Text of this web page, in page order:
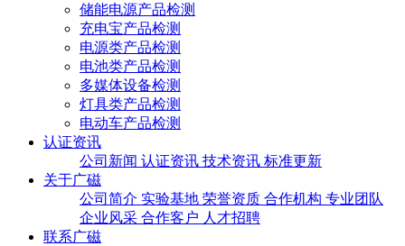
储能电源产品检测
充电宝产品检测
电源类产品检测
电池类产品检测
多媒体设备检测
灯具类产品检测
电动车产品检测
认证资讯
公司新闻 认证资讯 技术资讯 标准更新
关于广磁
公司简介 实验基地 荣誉资质 合作机构 专业团队
企业风采 合作客户 人才招聘
联系广磁